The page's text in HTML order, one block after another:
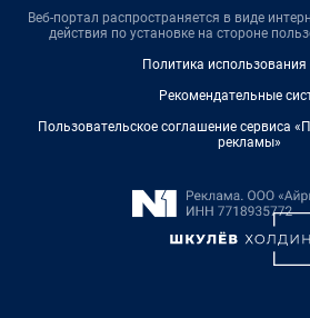
Веб-портал распространяется в виде
действия по установке на стороне
Политика использования
Рекомендательные
Пользовательское соглашение сервиса
рекламы»